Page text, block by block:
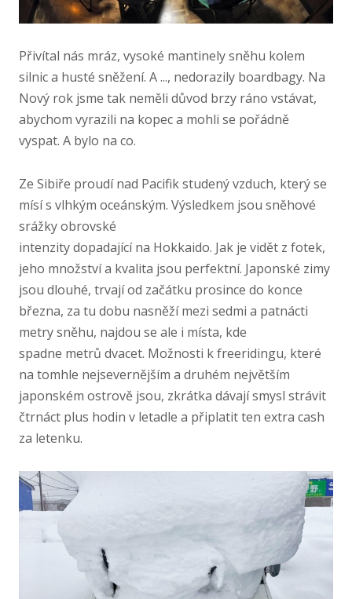
Přivítal nás mráz, vysoké mantinely sněhu kolem
silnic a husté sněžení. A ..., nedorazily boardbagy. Na
Nový rok jsme tak neměli důvod brzy ráno vstávat,
abychom vyrazili na kopec a mohli se pořádně
vyspat. A bylo na co.
Ze Sibiře proudí nad Pacifik studený vzduch, který se
mísí s vlhkým oceánským. Výsledkem jsou sněhové
srážky obrovské
intenzity dopadající na Hokkaido. Jak je vidět z fotek,
jeho množství a kvalita jsou perfektní. Japonské zimy
jsou dlouhé, trvají od začátku prosince do konce
března, za tu dobu nasněží mezi sedmi a patnácti
metry sněhu, najdou se ale i místa, kde
spadne metrů dvacet. Možnosti k freeridingu, které
na tomhle nejsevernějším a druhém největším
japonském ostrově jsou, zkrátka dávají smysl strávit
čtrnáct plus hodin v letadle a připlatit ten extra cash
za letenku.